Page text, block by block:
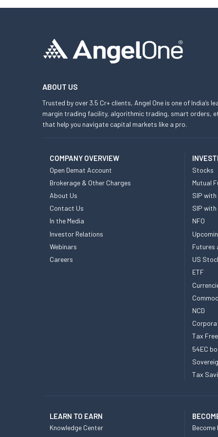
ABOUT US
Trusted by over 3.5 Cr+ clients, Angel One is one of
margin trading facility, algorithmic trading, smart orders,
that help you navigate capital markets like a pro.
COMPANY OVERVIEW
Open Demat Account
Brokerage & Other Charges
About Us
Contact Us
In the Media
Investor Relations
Webinars
Careers
Stocks
Mutual
SIP with
SIP with
NFO
Futures
US
ETF
NCD
Tax
54EC
Tax
LEARN TO EARN
Knowledge Center
Become